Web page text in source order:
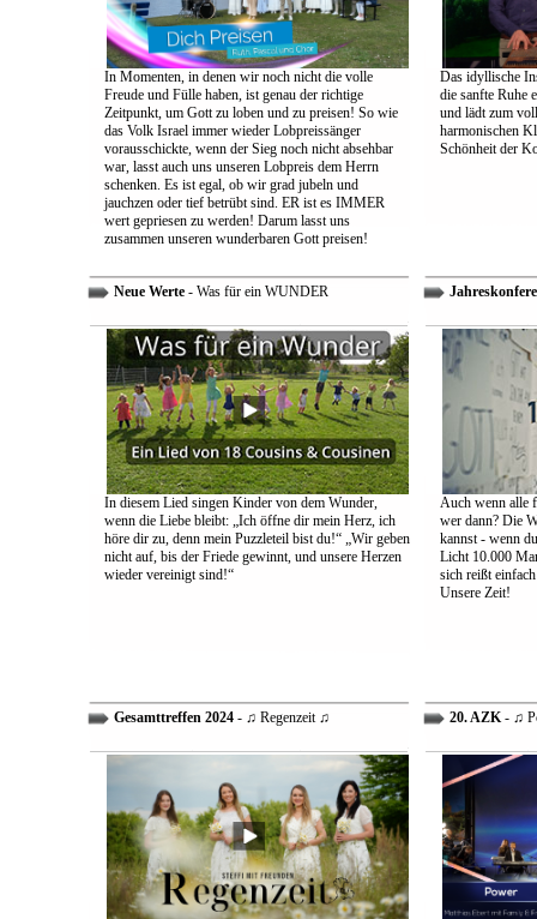
In Momenten, in denen wir noch nicht die volle
Freude und Fülle haben, ist genau der richtige
Zeitpunkt, um Gott zu loben und zu preisen! So wie
das Volk Israel immer wieder Lobpreissänger
vorausschickte, wenn der Sieg noch nicht absehbar
war, lasst auch uns unseren Lobpreis dem Herrn
schenken. Es ist egal, ob wir grad jubeln und
jauchzen oder tief betrübt sind. ER ist es IMMER
wert gepriesen zu werden! Darum lasst uns
zusammen unseren wunderbaren Gott preisen!
Das idyllische
die sanfte Ruhe
und lädt zum
harmonischen
Schönheit der
Neue Werte- Was für ein WUNDER
In diesem Lied singen Kinder von dem Wunder,
wenn die Liebe bleibt: „Ich öffne dir mein Herz, ich
höre dir zu, denn mein Puzzleteil bist du!“ „Wir geben
nicht auf, bis der Friede gewinnt, und unsere Herzen
wieder vereinigt sind!“
Auch wenn alle
wer dann? Die
kannst - wenn
Licht 10.000
sich reißt
Unsere Zeit!
Gesamttreffen 2024- ♫ Regenzeit ♫ 20. AZK- ♫